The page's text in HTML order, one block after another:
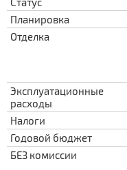
Планировка
Отделка
Эксплуатационные
расходы
Налоги
Годовой бюджет
БЕЗ комиссии